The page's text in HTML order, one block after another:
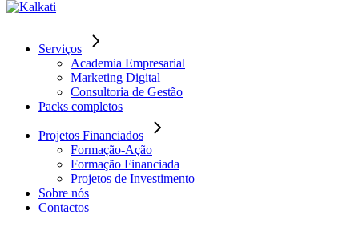
Serviços
Academia Empresarial
Marketing Digital
Consultoria de Gestão
Packs completos
Projetos Financiados
Formação-Ação
Formação Financiada
Projetos de Investimento
Sobre nós
Contactos